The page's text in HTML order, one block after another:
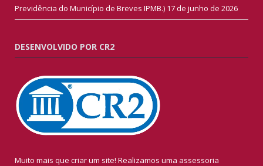
Previdência do Município de Breves IPMB.) 17 de junho de 2026
DESENVOLVIDO POR CR2
Muito mais que criar um site! Realizamos uma assessoria